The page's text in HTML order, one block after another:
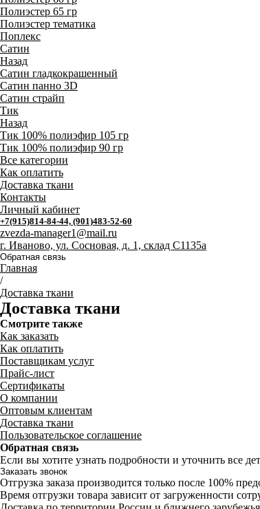
Полиэстер 65 гр
Полиэстер тематика
Поплекс
Сатин
Назад
Сатин гладкокрашенный
Сатин панно 3D
Сатин страйп
Тик
Назад
Тик 100% полиэфир 105 гр
Тик 100% полиэфир 90 гр
Все категории
Как оплатить
Доставка ткани
Контакты
Личный кабинет
+7(915)814-84-44, (901)483-52-60
zvezda-manager1@mail.ru
г. Иваново, ул. Сосновая, д. 1, склад С1135а
Обратная связь
Главная
/
Доставка ткани
Доставка ткани
Смотрите также
Как заказать
Как оплатить
Поставщикам услуг
Прайс-лист
Сертификаты
О компании
Оптовым клиентам
Доставка ткани
Пользовательское соглашение
Обратная связь
Если вы хотите узнать подробности и уточнить все
Заказать звонок
Отгрузка заказа производится только после 100%
Время отгрузки товара зависит от загруженности